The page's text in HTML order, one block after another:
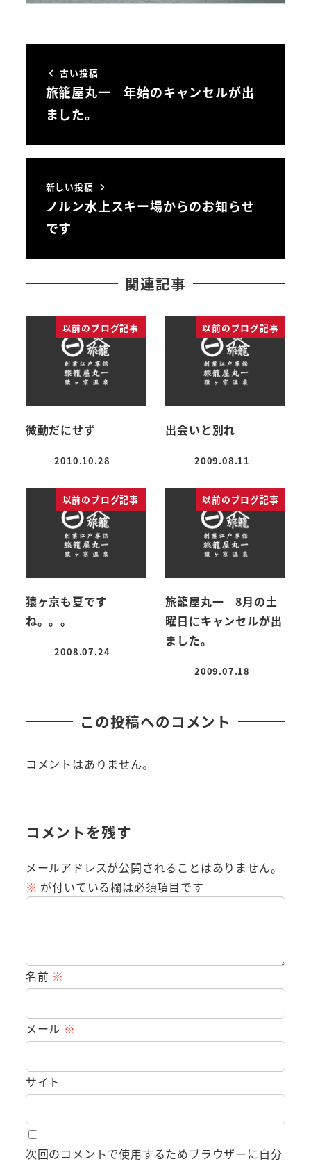
古い投稿
旅籠屋丸一 年始のキャンセルが出
ました。
新しい投稿
ノルン水上スキー場からのお知らせ
です
関連記事
以前のブログ記事
微動だにせず
投稿日
2010.10.28
以前のブログ記事
出会いと別れ
投稿日
2009.08.11
以前のブログ記事
猿ヶ京も夏です
ね。。。
投稿日
2008.07.24
以前のブログ記事
旅籠屋丸一 8月の土
曜日にキャンセルが出
ました。
投稿日
2009.07.18
この投稿へのコメント
コメントはありません。
コメントを残す
メールアドレスが公開されることはありません。
※ が付いている欄は必須項目です
名前 ※
メール ※
サイト
次回のコメントで使用するためブラウザーに自分